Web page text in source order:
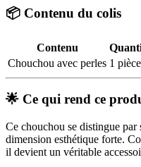
📦 Contenu du colis
Contenu
Chouchou avec perles 1 pièce
🌟 Ce qui rend ce
Ce chouchou se distingue par
dimension esthétique forte.
il devient un véritable